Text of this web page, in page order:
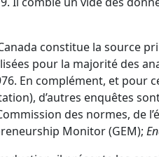
constitue la source
pour la majorité des
En complément, et pour
d’autres enquêtes
des normes, de
Monitor (GEM);